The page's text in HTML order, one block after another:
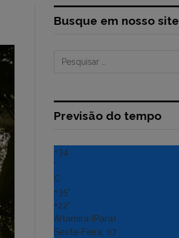
Busque em nosso site
Previsão do tempo
+34
°
C
+35°
+22°
Altamira (Para)
Sexta-Feira, 07